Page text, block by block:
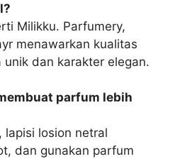
Milikku. Parfumery,
menawarkan kualitas
dan karakter elegan.
parfum lebih
lapisi losion netral
dan gunakan parfum